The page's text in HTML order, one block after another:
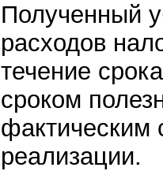
Полученный
расходов
течение
сроком
фактическим
реализации.